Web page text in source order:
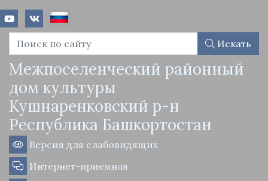
Искать
Межпоселенческий районный
дом культуры
Кушнаренковский р-н
Республика Башкортостан
Версия для слабовидящих
Интернет-приемная